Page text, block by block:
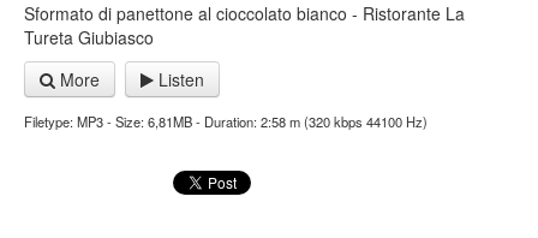
Sformato di panettone al cioccolato bianco - Ristorante La
Tureta Giubiasco
More
Listen
Filetype: MP3 - Size: 6,81MB - Duration: 2:58 m (320 kbps 44100 Hz)